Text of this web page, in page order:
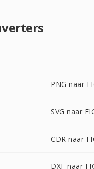
PNG naar
SVG naar
CDR naar
DXF naar